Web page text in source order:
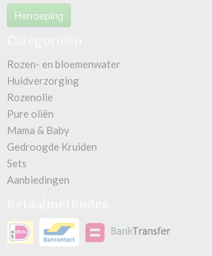
Herroeping
Rozen- en bloemenwater
Huidverzorging
Rozenolie
Pure oliën
Mama & Baby
Gedroogde Kruiden
Sets
Aanbiedingen